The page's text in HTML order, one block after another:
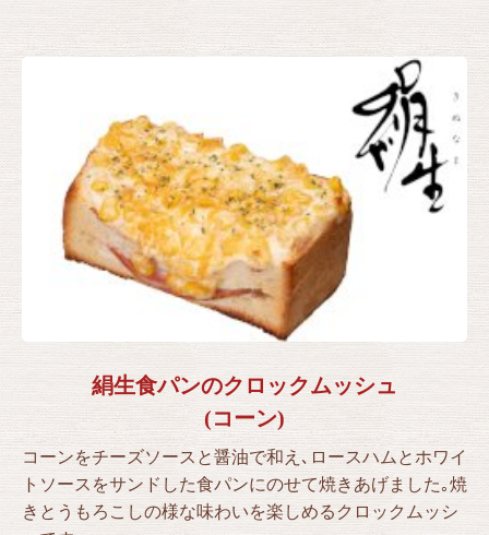
絹生食パンのクロックムッシュ
(コーン)
コーンをチーズソースと醤油で和え､ロースハムとホワイ
トソースをサンドした食パンにのせて焼きあげました｡焼
きとうもろこしの様な味わいを楽しめるクロックムッシ